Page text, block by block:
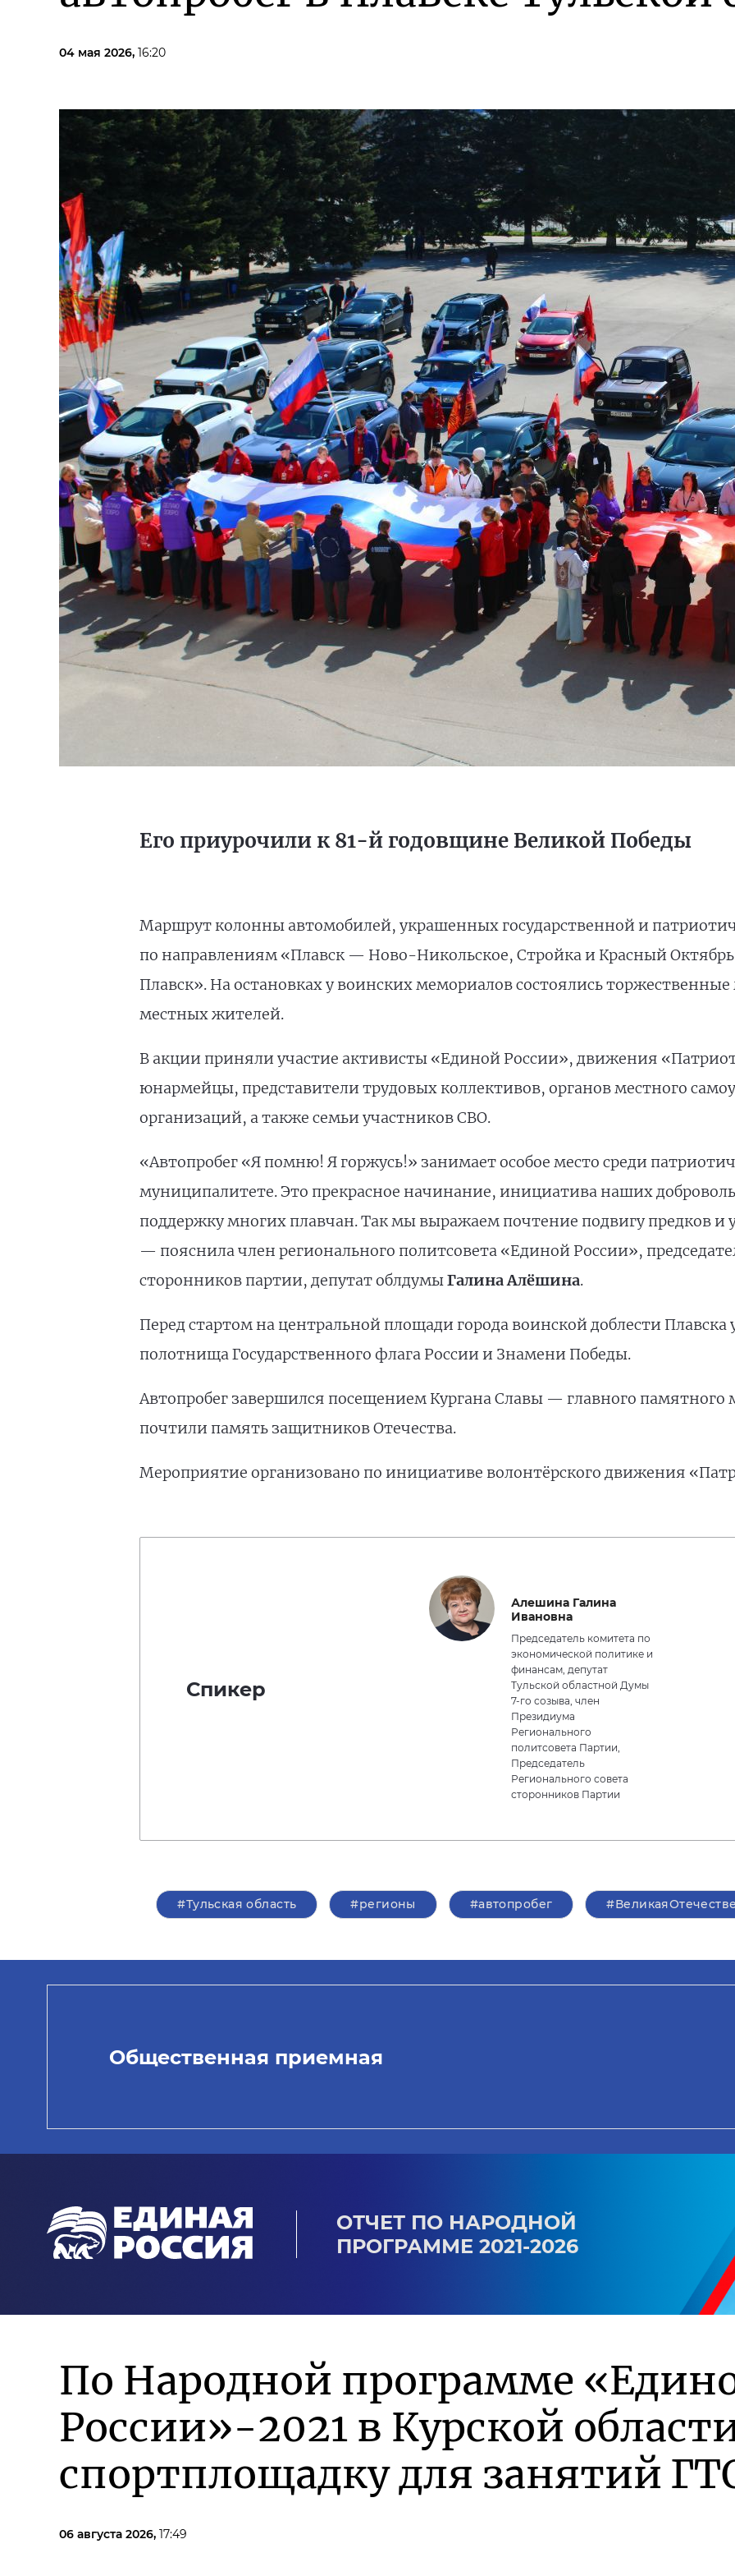
04 мая 2026, 16:20
Его приурочили к 81-й годовщине Великой Победы
Маршрут колонны автомобилей, украшенных государственной и
по направлениям «Плавск — Ново-Никольское, Стройка и Красный
Плавск». На остановках у воинских мемориалов состоялись
местных жителей.
В акции приняли участие активисты «Единой России», движения
юнармейцы, представители трудовых коллективов, органов местного
организаций, а также семьи участников СВО.
«Автопробег «Я помню! Я горжусь!» занимает особое место среди
муниципалитете. Это прекрасное начинание, инициатива наших
поддержку многих плавчан. Так мы выражаем почтение подвигу предков и
— пояснила член регионального политсовета «Единой России»,
сторонников партии, депутат облдумыГалина Алёшина.
Перед стартом на центральной площади города воинской доблести Плавска
полотнища Государственного флага России и Знамени Победы.
Автопробег завершился посещением Кургана Славы — главного памятного
почтили память защитников Отечества.
Мероприятие организовано по инициативе волонтёрского движения
Спикер
Алешина Галина
Ивановна
Председатель комитета по
экономической политике и
финансам, депутат
Тульской областной Думы
7-го созыва, член
Президиума
Регионального
политсовета Партии,
Председатель
Регионального совета
сторонников Партии
#Тульская область #регионы #автопробег
Общественная приемная
ОТЧЕТ ПО НАРОДНОЙ
ПРОГРАММЕ 2021-2026
По Народной программе
России»-2021 в Курской
спортплощадку для занятий
06 августа 2026, 17:49